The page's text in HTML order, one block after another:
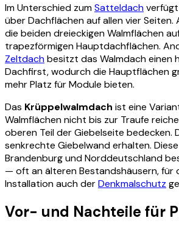
Im Unterschied zumSatteldach
über Dachflächen auf allen vier
die beiden dreieckigen Walmflächen
trapezförmigen Hauptdachflächen.
Zeltdachbesitzt das Walmdach einen
Dachfirst, wodurch die Hauptflächen
mehr Platz für Module bieten.
Das Krüppelwalmdach ist eine
Walmflächen nicht bis zur Traufe
oberen Teil der Giebelseite bedecken.
senkrechte Giebelwand erhalten.
Brandenburg und Norddeutschland
— oft an älteren Bestandshäusern, für
Installation auch derDenkmalschutz
Vor- und Nachteile für